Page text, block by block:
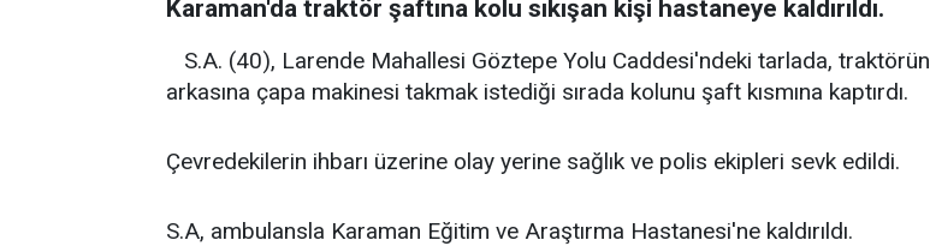
Karaman'da traktör şaftına kolu sıkışan kişi hastaneye kaldırıldı.
S.A. (40), Larende Mahallesi Göztepe Yolu Caddesi'ndeki tarlada, traktörün
arkasına çapa makinesi takmak istediği sırada kolunu şaft kısmına kaptırdı.
Çevredekilerin ihbarı üzerine olay yerine sağlık ve polis ekipleri sevk edildi.
S.A, ambulansla Karaman Eğitim ve Araştırma Hastanesi'ne kaldırıldı.